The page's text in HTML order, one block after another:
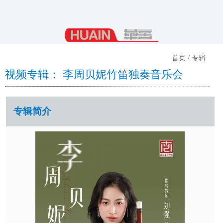
首页 / 专辑
视频专辑： 李周贝妮竹笛独奏音乐会
专辑简介